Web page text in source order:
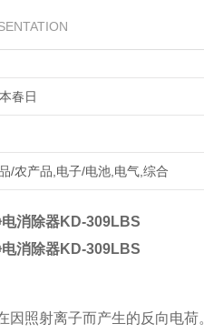
春日
/农产品,电子/电池,电气,综合
消除器KD-309LBS
消除器KD-309LBS
照射离子而产生的反向电荷